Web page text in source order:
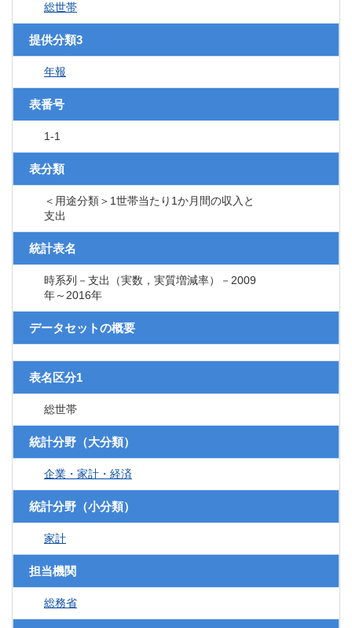
総世帯
提供分類3
年報
表番号
1-1
表分類
＜用途分類＞1世帯当たり1か月間の収入と
支出
統計表名
時系列－支出（実数，実質増減率）－2009
年～2016年
データセットの概要
表名区分1
総世帯
統計分野（大分類）
企業・家計・経済
統計分野（小分類）
家計
担当機関
総務省